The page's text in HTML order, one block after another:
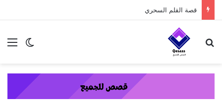
content
قصة القلم السحري
الوضع بحث عن